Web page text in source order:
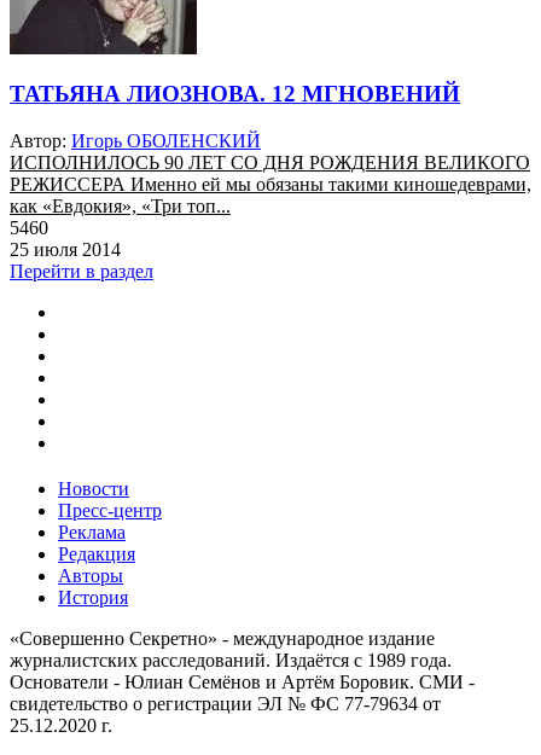
ТАТЬЯНА ЛИОЗНОВА. 12 МГНОВЕНИЙ
Автор: Игорь ОБОЛЕНСКИЙ
ИСПОЛНИЛОСЬ 90 ЛЕТ СО ДНЯ РОЖДЕНИЯ ВЕЛИКОГО
РЕЖИССЕРА Именно ей мы обязаны такими киношедеврами,
как «Евдокия», «Три топ...
5460
25 июля 2014
Перейти в раздел
Новости
Пресс-центр
Реклама
Редакция
Авторы
История
«Совершенно Секретно» - международное издание
журналистских расследований. Издаётся с 1989 года.
Основатели - Юлиан Семёнов и Артём Боровик. CМИ -
свидетельство о регистрации ЭЛ № ФС 77-79634 от
25.12.2020 г.